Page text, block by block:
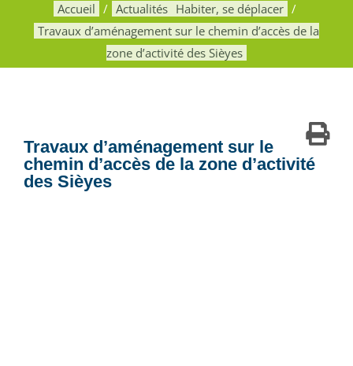
Accueil Actualités Habiter, se déplacer
Travaux d’aménagement sur le chemin d’accès de la
zone d’activité des Sièyes
Travaux d’aménagement sur le
chemin d’accès de la zone d’activité
des Sièyes